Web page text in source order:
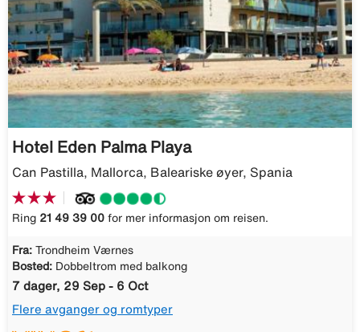
Hotel Eden Palma Playa
Can Pastilla, Mallorca, Baleariske øyer, Spania
Ring 21 49 39 00 for mer informasjon om reisen.
Fra: Trondheim Værnes
Bosted: Dobbeltrom med balkong
7 dager, 29 Sep - 6 Oct
Flere avganger og romtyper